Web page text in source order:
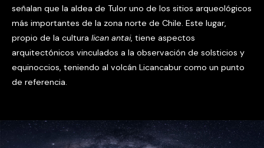
señalan que la aldea de Tulor uno de los sitios arqueológicos
más importantes de la zona norte de Chile. Este lugar,
propio de la cultura lican antai, tiene aspectos
arquitectónicos vinculados a la observación de solsticios y
equinoccios, teniendo al volcán Licancabur como un punto
de referencia.